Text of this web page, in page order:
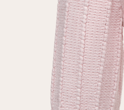
Повтор пароля
Дата рождения
Подписаться на обновления